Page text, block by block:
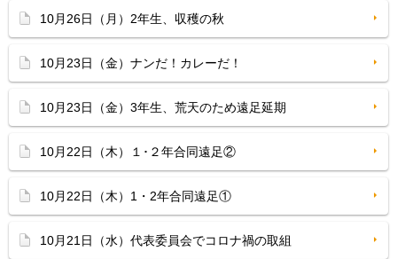
10月26日（月）2年生、収穫の秋
10月23日（金）ナンだ！カレーだ！
10月23日（金）3年生、荒天のため遠足延期
10月22日（木）１･２年合同遠足②
10月22日（木）1・2年合同遠足①
10月21日（水）代表委員会でコロナ禍の取組